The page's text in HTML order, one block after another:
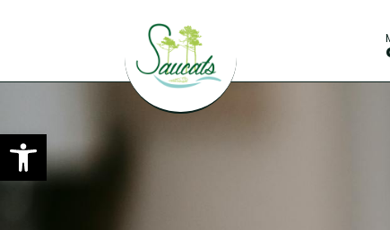
Ouvrir la barre d’outils